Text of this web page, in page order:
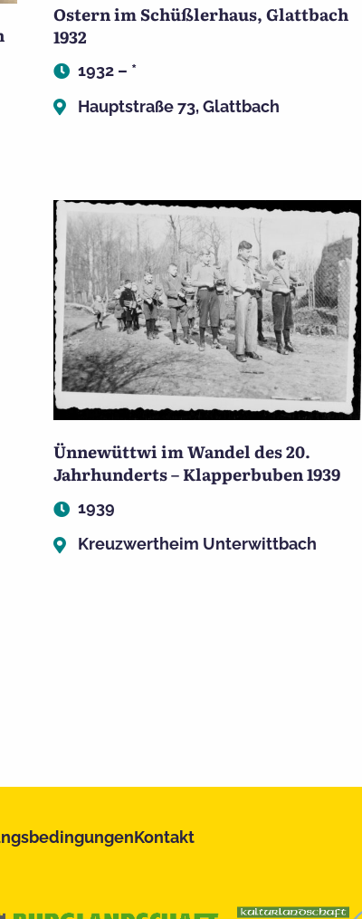
Ostern im Schüßlerhaus, Glattbach
1932
1932 – *
Hauptstraße 73, Glattbach
Ünnewüttwi im Wandel des 20.
Jahrhunderts – Klapperbuben 1939
1939
Kreuzwertheim Unterwittbach
Kontakt